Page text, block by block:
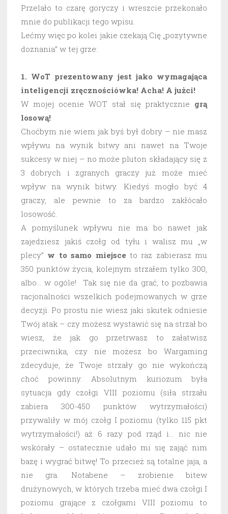
Przelało to czarę goryczy i wreszcie przekonało
mnie do publikacji tego wpisu.
Lećmy więc po kolei jakie czekają Cię „pozytywne
doznania” w tej grze:
1. WoT prezentowany jest jako wymagająca
inteligencji zręcznościówka! Acha! A jużci!
W mojej ocenie WOT stał się praktycznie grą
losową!
Choćbym nie wiem jak byś był dobry – nie masz
wpływu na wynik bitwy ani nawet na Twoje
sukcesy w niej – no może pluton składający się z
3 dobrych i zgranych graczy już może mieć
wpływ na wynik bitwy. Kiedyś mogło być 4
graczy, ale pewnie to za bardzo zakłócało
losowość.
A pomyślunek wpływu nie ma bo nawet jak
zajedziesz jakiś czołg od tyłu i walisz mu „w
plecy” w to samo miejsce to raz zabierasz mu
350 punktów życia, kolejnym strzałem tylko 300,
albo… w ogóle! Tak się nie da grać, to pozbawia
racjonalności wszelkich podejmowanych w grze
decyzji. Po prostu nie wiesz jaki skutek odniesie
Twój atak – czy możesz wystawić się na strzał bo
wiesz, że jak go przetrwasz to załatwisz
przeciwnika, czy nie możesz bo Wargaming
zdecyduje, że Twoje strzały go nie wykończą
choć powinny. Absolutnym kuriozum była
sytuacja gdy czołgi VIII poziomu (siła strzału
zabiera 300-450 punktów wytrzymałości)
przywaliły w mój czołg I poziomu (tylko 115 pkt
wytrzymałości!) aż 6 razy pod rząd i… nic nie
wskórały – ostatecznie udało mi się zająć nim
bazę i wygrać bitwę! To przecież są totalne jaja, a
nie gra. Notabene – zrobienie bitew
drużynowych, w których trzeba mieć dwa czołgi I
poziomu grające z czołgami VIII poziomu to